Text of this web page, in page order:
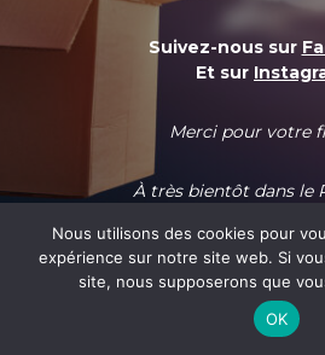
Suivez-nous sur
Et sur
Merci pour votre
À très bientôt dans le
Nous utilisons des cookies pour
expérience sur notre site web. Si
site, nous supposerons que
OK